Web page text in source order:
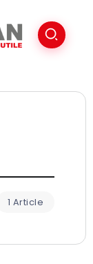
1 Article